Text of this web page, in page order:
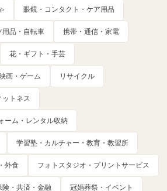
眼鏡・コンタクト・ケア用品
用品・自転車 携帯・通信・家電
花・ギフト・手芸
画・ゲーム リサイクル
ットネス
ーム・レンタル収納
学習塾・カルチャー・教育・教習所
外食 フォトスタジオ・プリントサービス
険・共済・金融 冠婚葬祭・イベント